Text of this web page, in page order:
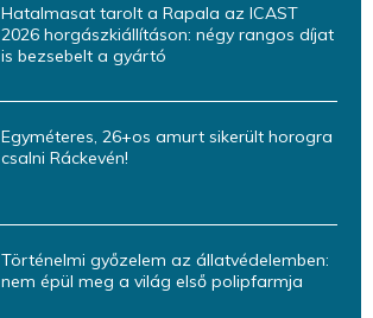
Hatalmasat tarolt a Rapala az ICAST
2026 horgászkiállításon: négy rangos díjat
is bezsebelt a gyártó
Egyméteres, 26+os amurt sikerült horogra
csalni Ráckevén!
Történelmi győzelem az állatvédelemben:
nem épül meg a világ első polipfarmja